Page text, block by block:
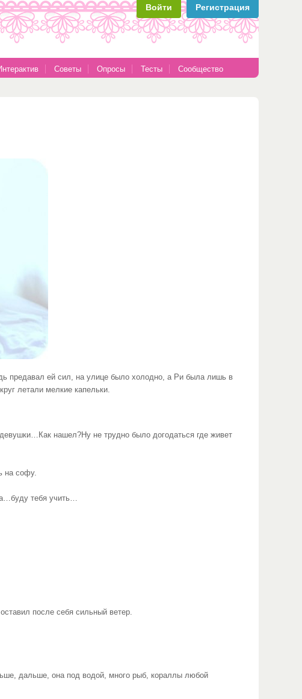
Войти Регистрация
Советы Опросы Тесты Сообщество
предавал ей сил, на улице было холодно, а Ри была лишь в
летали мелкие капельки.
нашел?Ну не трудно было догодаться где живет
на софу.
тебя учить…
после себя сильный ветер.
дальше, она под водой, много рыб, кораллы любой